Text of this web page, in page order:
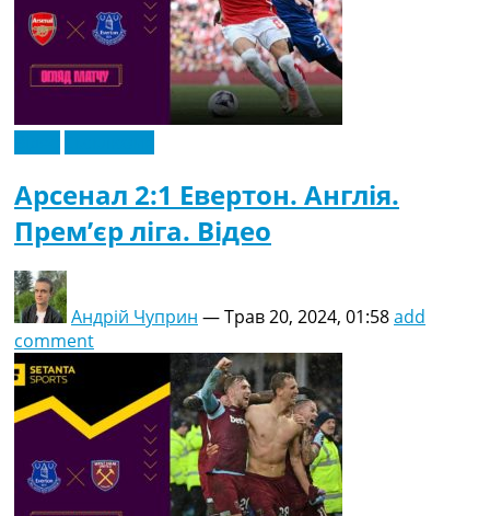
Арсенал 2:1 Евертон. Англія.
Прем’єр ліга. Відео
Андрій Чуприн —Трав 20, 2024, 01:58add
comment